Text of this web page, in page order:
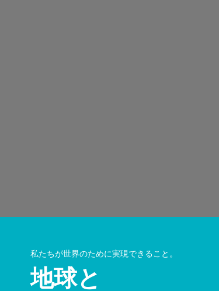
私たちが世界のために実現できること。
地球と